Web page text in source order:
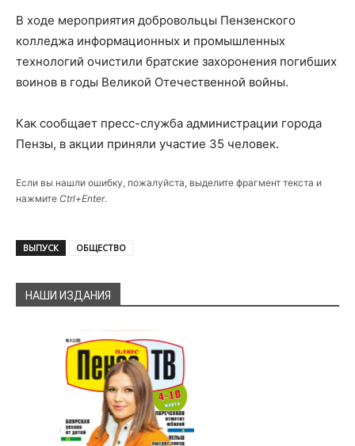
В ходе мероприятия добровольцы Пензенского
колледжа информационных и промышленных
технологий очистили братские захоронения погибших
воинов в годы Великой Отечественной войны.
Как сообщает пресс-служба администрации города
Пензы, в акции приняли участие 35 человек.
Если вы нашли ошибку, пожалуйста, выделите фрагмент текста и
нажмите Ctrl+Enter.
ВЫПУСК ОБЩЕСТВО
НАШИ ИЗДАНИЯ